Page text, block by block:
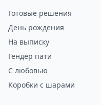
Готовые решения
День рождения
На выписку
Гендер пати
С любовью
Коробки с шарами